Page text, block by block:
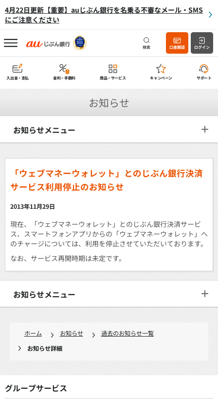
4月22日更新【重要】auじぶん銀行を名乗る不審なメール・SMS
にご注意ください
検索 口座開設 ログイン
入出金・支払 金利・手数料 商品・サービス キャンペーン サポート
お知らせ
お知らせメニュー
「ウェブマネーウォレット」とのじぶん銀行決済
サービス利用停止のお知らせ
2013年11月29日
現在、「ウェブマネーウォレット」とのじぶん銀行決済サービ
ス、スマートフォンアプリからの「ウェブマネーウォレット」へ
のチャージについては、利用を停止させていただいております。
なお、サービス再開時期は未定です。
お知らせメニュー
ホーム お知らせ
過去のお知らせ一覧
お知らせ詳細
グループサービス